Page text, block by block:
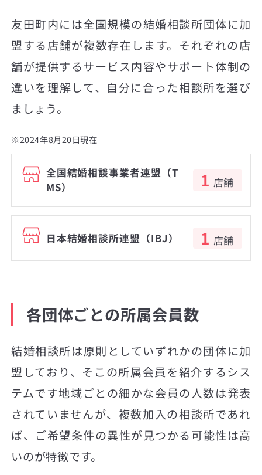
友田町内には全国規模の結婚相談所団体に加
盟する店舗が複数存在します。それぞれの店
舗が提供するサービス内容やサポート体制の
違いを理解して、自分に合った相談所を選び
ましょう。
※2024年8月20日現在
全国結婚相談事業者連盟（T
MS）
1 店舗
日本結婚相談所連盟（IBJ） 1 店舗
各団体ごとの所属会員数
結婚相談所は原則としていずれかの団体に加
盟しており、そこの所属会員を紹介するシス
テムです地域ごとの細かな会員の人数は発表
されていませんが、複数加入の相談所であれ
ば、ご希望条件の異性が見つかる可能性は高
いのが特徴です。